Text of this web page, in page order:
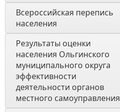
Всероссийская перепись
населения
Результаты оценки
населения Ольгинского
муниципального округа
эффективности
деятельности органов
местного самоуправления